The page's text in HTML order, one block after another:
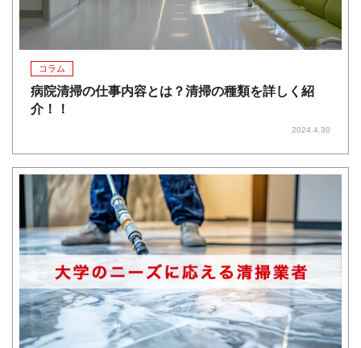
コラム
病院清掃の仕事内容とは？清掃の種類を詳しく紹
介！！
2024.4.30